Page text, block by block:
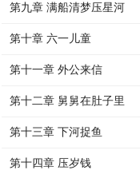
第九章 满船清梦压星河
第十章 六一儿童
第十一章 外公来信
第十二章 舅舅在肚子里
第十三章 下河捉鱼
第十四章 压岁钱